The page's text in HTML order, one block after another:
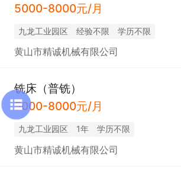
5000-8000元/月
九龙工业园区 经验不限 学历不限
黄山市精诚机械有限公司
铣床（普铣）
5000-8000元/月
九龙工业园区 1年 学历不限
黄山市精诚机械有限公司